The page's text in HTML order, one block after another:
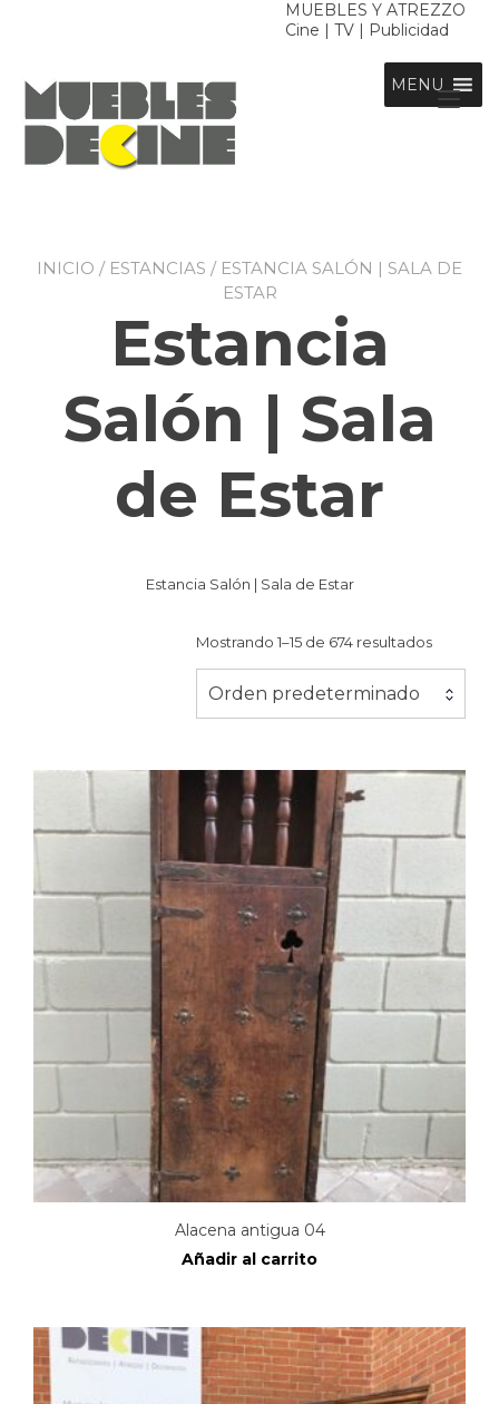
MUEBLES Y ATREZZO
Cine | TV | Publicidad
MENU
INICIO / ESTANCIAS / ESTANCIA SALÓN | SALA DE
ESTAR
Estancia
Salón | Sala
de Estar
Estancia Salón | Sala de Estar
Mostrando 1–15 de 674 resultados
Orden predeterminado
Alacena antigua 04
Añadir al carrito